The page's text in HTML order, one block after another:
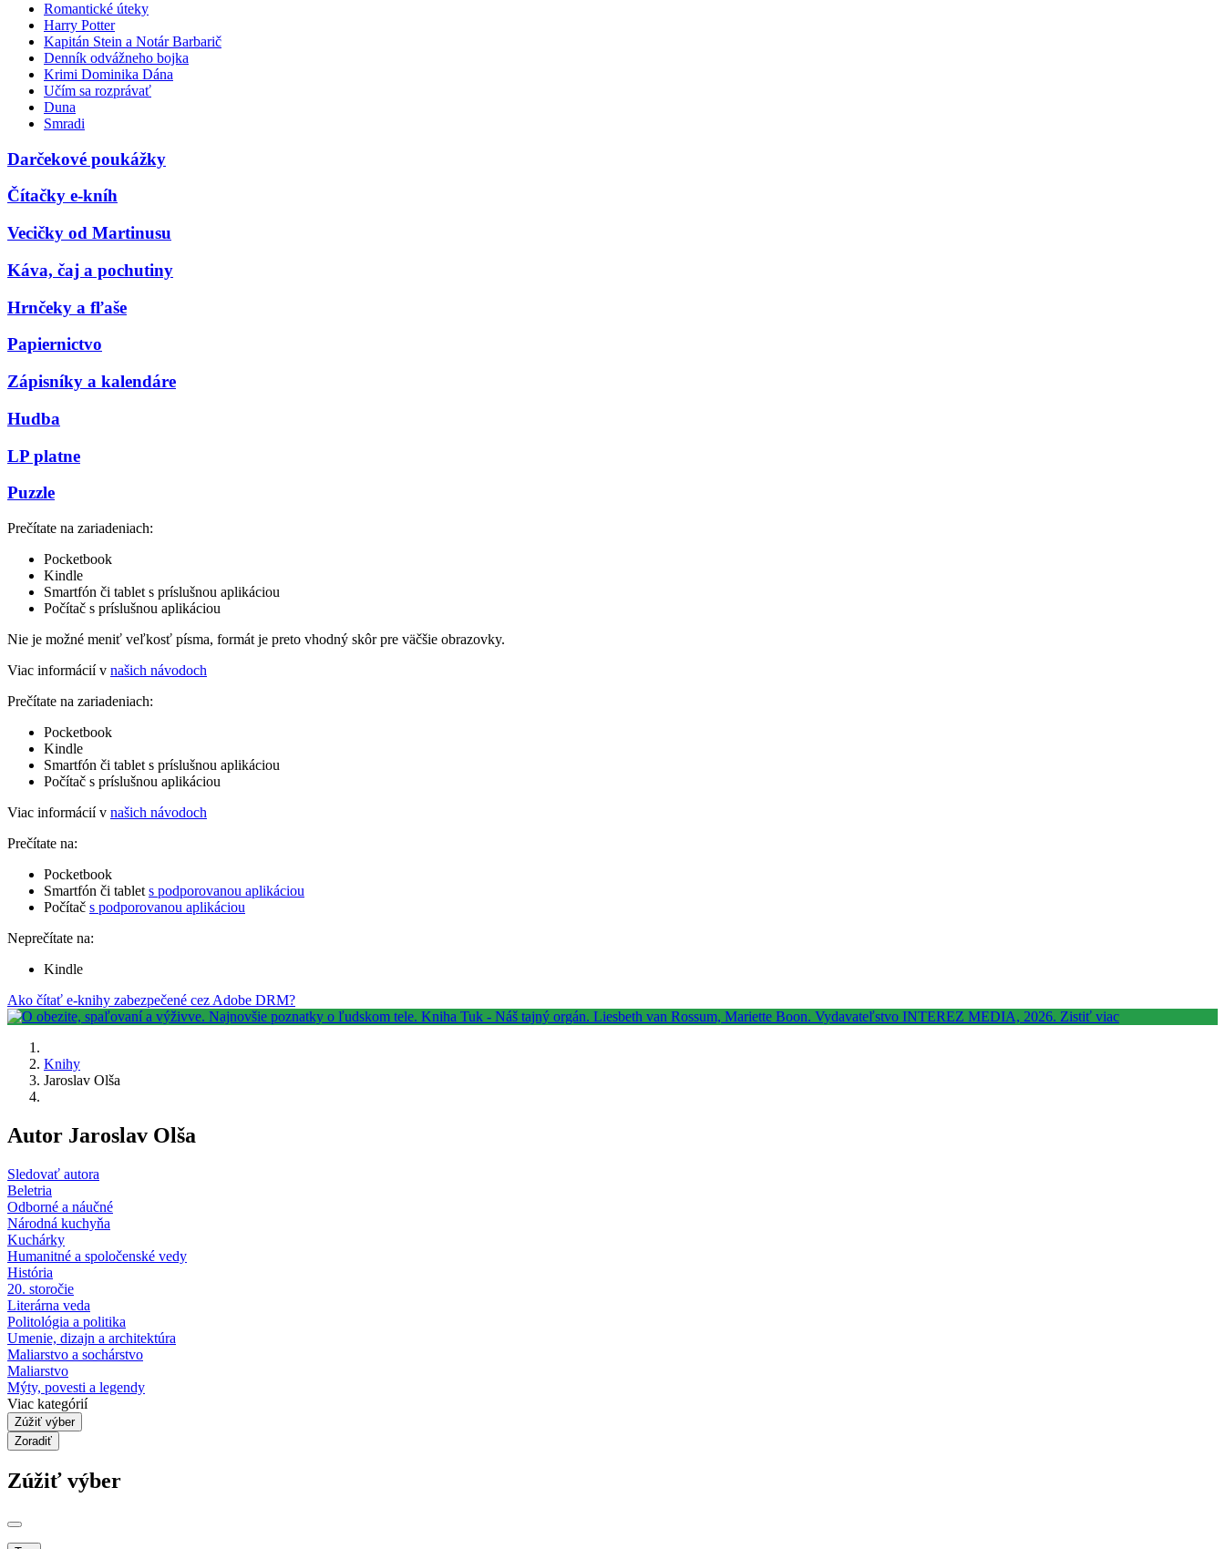
Romantické úteky
Harry Potter
Kapitán Stein a Notár Barbarič
Denník odvážneho bojka
Krimi Dominika Dána
Učím sa rozprávať
Duna
Smradi
Darčekové poukážky
Čítačky e-kníh
Vecičky od Martinusu
Káva, čaj a pochutiny
Hrnčeky a fľaše
Papiernictvo
Zápisníky a kalendáre
Hudba
LP platne
Puzzle
Prečítate na zariadeniach:
Pocketbook
Kindle
Smartfón či tablet s príslušnou aplikáciou
Počítač s príslušnou aplikáciou
Nie je možné meniť veľkosť písma, formát je preto vhodný skôr pre väčšie obrazovky.
Viac informácií v našich návodoch
Prečítate na zariadeniach:
Pocketbook
Kindle
Smartfón či tablet s príslušnou aplikáciou
Počítač s príslušnou aplikáciou
Viac informácií v našich návodoch
Prečítate na:
Pocketbook
Smartfón či tablet s podporovanou aplikáciou
Počítač s podporovanou aplikáciou
Neprečítate na:
Kindle
Ako čítať e-knihy zabezpečené cez Adobe DRM?
Knihy
Jaroslav Olša
Autor Jaroslav Olša
Sledovať autora
Beletria
Odborné a náučné
Národná kuchyňa
Kuchárky
Humanitné a spoločenské vedy
História
20. storočie
Literárna veda
Politológia a politika
Umenie, dizajn a architektúra
Maliarstvo a sochárstvo
Maliarstvo
Mýty, povesti a legendy
Viac kategórií
Zúžiť výber
Zoradiť
Zúžiť výber